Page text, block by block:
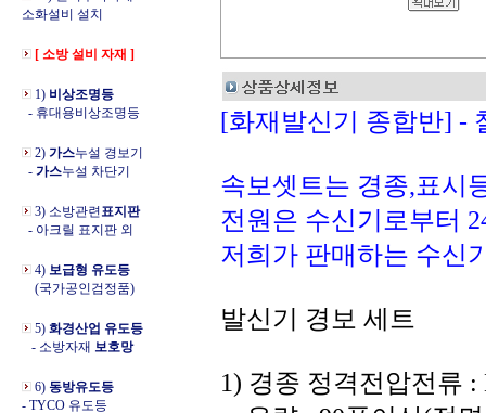
소화설비 설치
[ 소방 설비 자재 ]
1) 비상조명등
- 휴대용비상조명등
2) 가스누설 경보기
- 가스누설 차단기
3) 소방관련 표지판
- 아크릴 표지판 외
4) 보급형 유도등
(국가공인검정품)
5) 화경산업 유도등
- 소방자재 보호망
6) 동방유도등
- TYCO 유도등
[화재발신기 종합반] -
속보셋트는 경종,표시
전원은 수신기로부터
저희가 판매하는 수신
발신기 경보 세트
1) 경종 정격전압전류 :